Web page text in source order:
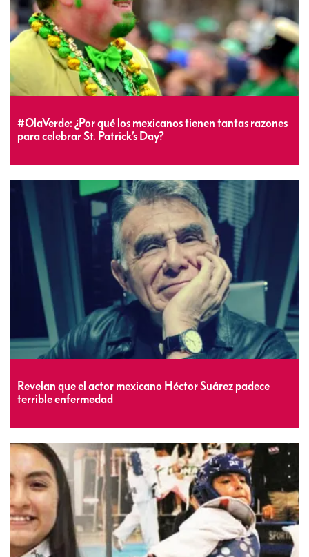
#OlaVerde: ¿Por qué los mexicanos tienen tantas razones
para celebrar St. Patrick’s Day?
Revelan que el actor mexicano Héctor Suárez padece
terrible enfermedad